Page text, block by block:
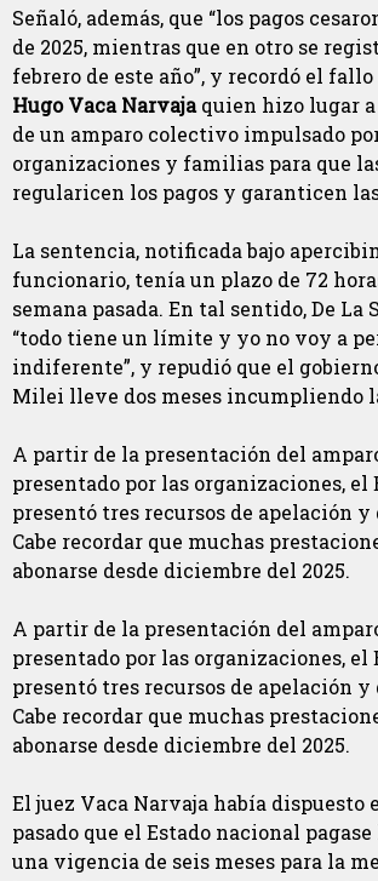
Señaló, además, que “los pagos
de 2025, mientras que en otro se
febrero de este año”, y recordó el
Hugo Vaca Narvajaquien hizo lugar
de un amparo colectivo impulsado
organizaciones y familias para que
regularicen los pagos y garanticen
La sentencia, notificada bajo
funcionario, tenía un plazo de 72
semana pasada. En tal sentido, De La
“todo tiene un límite y yo no voy a
indiferente”, y repudió que el
Milei lleve dos meses incumpliendo
A partir de la presentación del
presentado por las organizaciones, el
presentó tres recursos de apelación y
Cabe recordar que muchas
abonarse desde diciembre del 2025.
A partir de la presentación del
presentado por las organizaciones, el
presentó tres recursos de apelación y
Cabe recordar que muchas
abonarse desde diciembre del 2025.
El juez Vaca Narvaja había dispuesto
pasado que el Estado nacional
una vigencia de seis meses para la